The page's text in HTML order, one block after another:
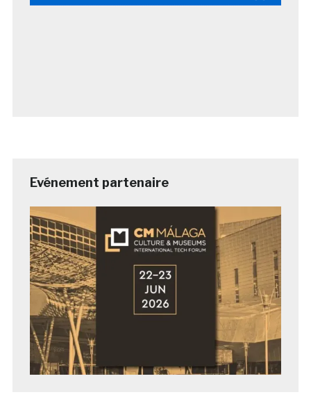
Evénement partenaire